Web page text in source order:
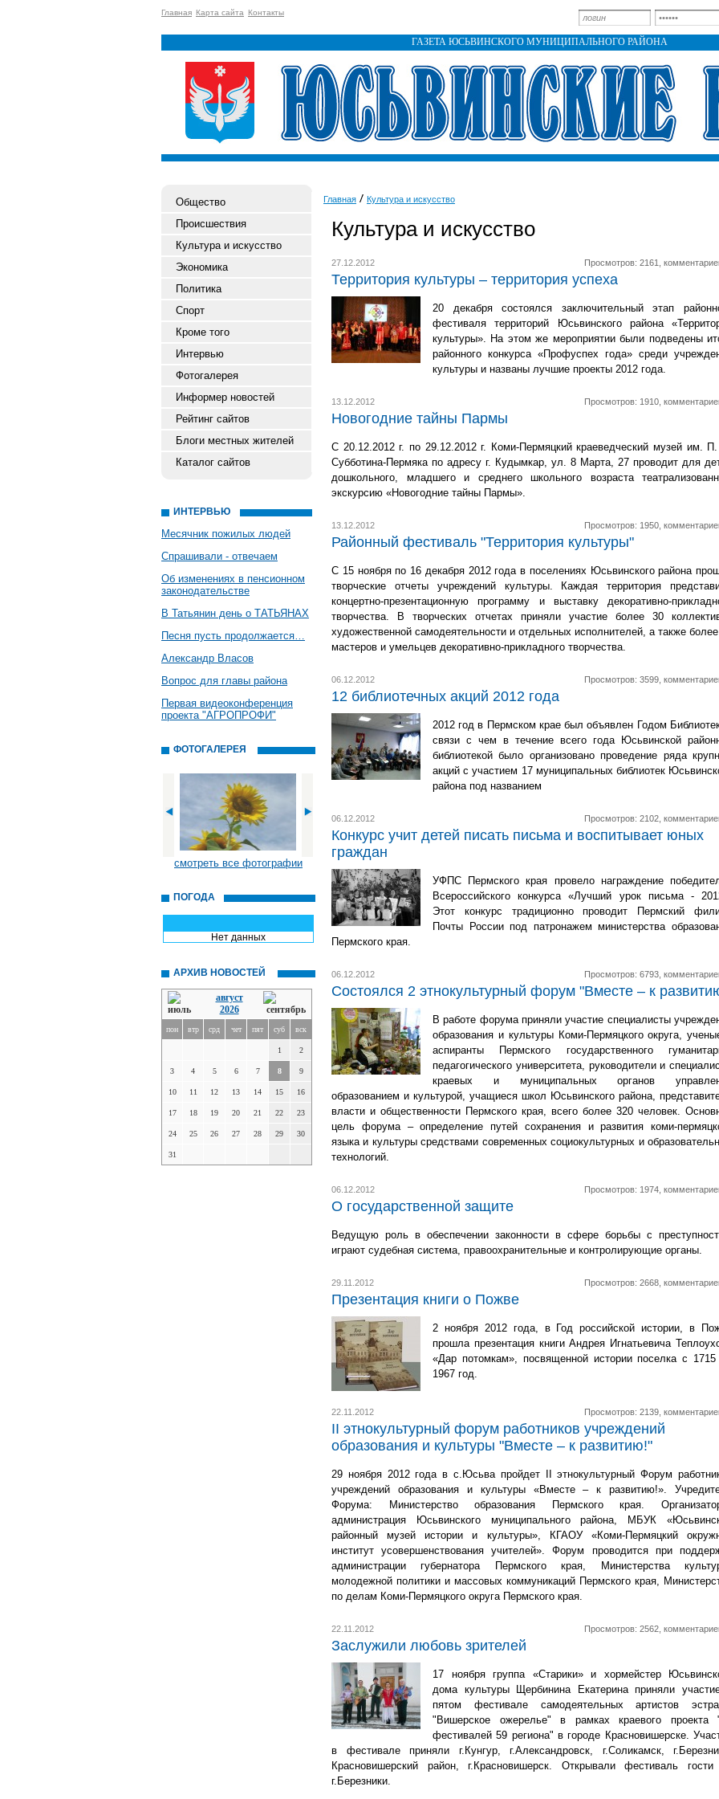
Главная Карта сайта Контакты
ГАЗЕТА ЮСЬВИНСКОГО МУНИЦИПАЛЬНОГО РАЙОНА
Общество
Происшествия
Культура и искусство
Экономика
Политика
Спорт
Кроме того
Интервью
Фотогалерея
Информер новостей
Рейтинг сайтов
Блоги местных жителей
Каталог сайтов
ИНТЕРВЬЮ
Месячник пожилых людей
Спрашивали - отвечаем
Об изменениях в пенсионном
законодательстве
В Татьянин день о ТАТЬЯНАХ
Песня пусть продолжается…
Александр Власов
Вопрос для главы района
Первая видеоконференция
проекта "АГРОПРОФИ"
ФОТОГАЛЕРЕЯ
смотреть все фотографии
ПОГОДА
Нет данных
АРХИВ НОВОСТЕЙ
август
2026
пон втр срд чет пят суб вск
1 2
3 4 5 6 7 8 9
10 11 12 13 14 15 16
17 18 19 20 21 22 23
24 25 26 27 28 29 30
31
Главная Культура и искусство
Культура и искусство
27.12.2012 Просмотров: 2161,
Территория культуры – территория успеха
20 декабря состоялся заключительный этап
фестиваля территорий Юсьвинского района
культуры». На этом же мероприятии были подведены
районного конкурса «Профуспех года» среди
культуры и названы лучшие проекты 2012 года.
13.12.2012 Просмотров: 1910,
Новогодние тайны Пармы
С 20.12.2012 г. по 29.12.2012 г. Коми-Пермяцкий краеведческий музей им.
Субботина-Пермяка по адресу г. Кудымкар, ул. 8 Марта, 27 проводит для
дошкольного, младшего и среднего школьного возраста
экскурсию «Новогодние тайны Пармы».
13.12.2012 Просмотров: 1950,
Районный фестиваль "Территория культуры"
С 15 ноября по 16 декабря 2012 года в поселениях Юсьвинского района
творческие отчеты учреждений культуры. Каждая территория
концертно-презентационную программу и выставку декоративно-
творчества. В творческих отчетах приняли участие более 30
художественной самодеятельности и отдельных исполнителей, а также
мастеров и умельцев декоративно-прикладного творчества.
06.12.2012 Просмотров: 3599,
12 библиотечных акций 2012 года
2012 год в Пермском крае был объявлен Годом
связи с чем в течение всего года Юсьвинской
библиотекой было организовано проведение ряда
акций с участием 17 муниципальных библиотек
района под названием
06.12.2012 Просмотров: 2102,
Конкурс учит детей писать письма и воспитывает юных
граждан
УФПС Пермского края провело награждение
Всероссийского конкурса «Лучший урок письма -
Этот конкурс традиционно проводит Пермский
Почты России под патронажем министерства
Пермского края.
06.12.2012 Просмотров: 6793,
Состоялся 2 этнокультурный форум "Вместе – к
В работе форума приняли участие специалисты
образования и культуры Коми-Пермяцкого округа,
аспиранты Пермского государственного
педагогического университета, руководители и
краевых и муниципальных органов
образованием и культурой, учащиеся школ Юсьвинского района,
власти и общественности Пермского края, всего более 320 человек.
цель форума – определение путей сохранения и развития коми-
языка и культуры средствами современных социокультурных и
технологий.
06.12.2012 Просмотров: 1974,
О государственной защите
Ведущую роль в обеспечении законности в сфере борьбы с
играют судебная система, правоохранительные и контролирующие органы.
29.11.2012 Просмотров: 2668,
Презентация книги о Пожве
2 ноября 2012 года, в Год российской истории, в
прошла презентация книги Андрея Игнатьевича
«Дар потомкам», посвященной истории поселка с
1967 год.
22.11.2012 Просмотров: 2139,
II этнокультурный форум работников учреждений
образования и культуры "Вместе – к развитию!"
29 ноября 2012 года в с.Юсьва пройдет II этнокультурный Форум
учреждений образования и культуры «Вместе – к развитию!».
Форума: Министерство образования Пермского края.
администрация Юсьвинского муниципального района, МБУК
районный музей истории и культуры», КГАОУ «Коми-Пермяцкий
институт усовершенствования учителей». Форум проводится при
администрации губернатора Пермского края, Министерства
молодежной политики и массовых коммуникаций Пермского края,
по делам Коми-Пермяцкого округа Пермского края.
22.11.2012 Просмотров: 2562,
Заслужили любовь зрителей
17 ноября группа «Старики» и хормейстер
дома культуры Щербинина Екатерина приняли
пятом фестивале самодеятельных артистов
"Вишерское ожерелье" в рамках краевого проекта
фестивалей 59 региона" в городе Красновишерске.
в фестивале приняли г.Кунгур, г.Александровск, г.Соликамск,
Красновишерский район, г.Красновишерск. Открывали фестиваль гости
г.Березники.